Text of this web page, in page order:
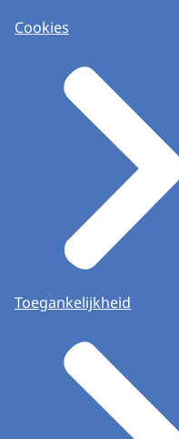
Cookies
Toegankelijkheid